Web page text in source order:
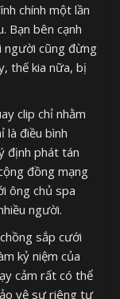
chính một lần
Bạn bên cạnh
người cũng đừng
thế kia nữa, bị
clip chỉ nhằm
là điều bình
định phát tán
đồng mạng
ông chủ spa
người.
sắp cưới
kỷ niệm của
cảm rất có thể
vệ sự riêng tư